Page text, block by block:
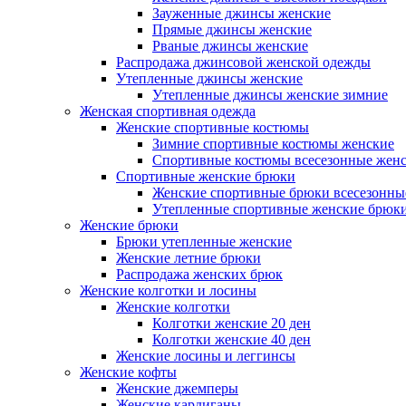
Зауженные джинсы женские
Прямые джинсы женские
Рваные джинсы женские
Распродажа джинсовой женской одежды
Утепленные джинсы женские
Утепленные джинсы женские зимние
Женская спортивная одежда
Женские спортивные костюмы
Зимние спортивные костюмы женские
Спортивные костюмы всесезонные
Спортивные женские брюки
Женские спортивные брюки
Утепленные спортивные женские
Женские брюки
Брюки утепленные женские
Женские летние брюки
Распродажа женских брюк
Женские колготки и лосины
Женские колготки
Колготки женские 20 ден
Колготки женские 40 ден
Женские лосины и леггинсы
Женские кофты
Женские джемперы